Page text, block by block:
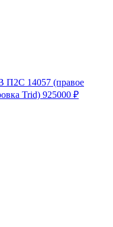
14057 (правое
Trid) 925000 ₽